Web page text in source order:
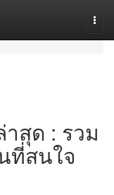
สุด : รวม
ที่สนใจ